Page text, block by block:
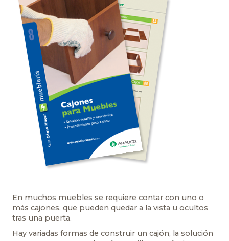
En muchos muebles se requiere contar con uno o
más cajones, que pueden quedar a la vista u ocultos
tras una puerta.
Hay variadas formas de construir un cajón, la solución